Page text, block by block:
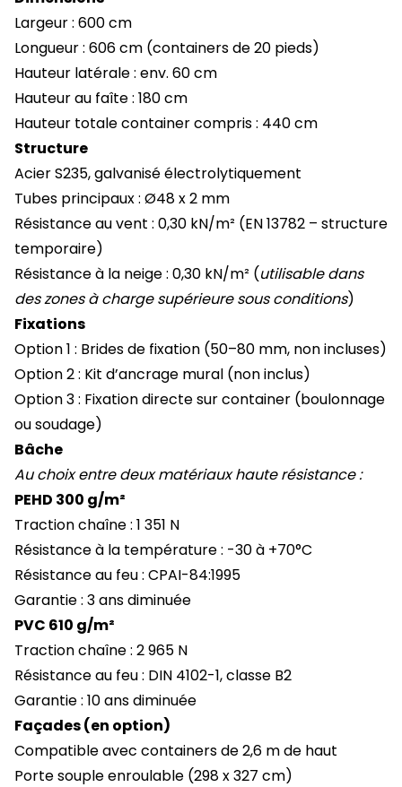
Largeur : 600 cm
Longueur : 606 cm (containers de 20 pieds)
Hauteur latérale : env. 60 cm
Hauteur au faîte : 180 cm
Hauteur totale container compris : 440 cm
Structure
Acier S235, galvanisé électrolytiquement
Tubes principaux : Ø48 x 2 mm
Résistance au vent : 0,30 kN/m² (EN 13782 – structure
temporaire)
Résistance à la neige : 0,30 kN/m² (utilisable dans
des zones à charge supérieure sous conditions)
Fixations
Option 1 : Brides de fixation (50–80 mm, non incluses)
Option 2 : Kit d’ancrage mural (non inclus)
Option 3 : Fixation directe sur container (boulonnage
ou soudage)
Bâche
Au choix entre deux matériaux haute résistance :
PEHD 300 g/m²
Traction chaîne : 1 351 N
Résistance à la température : -30 à +70°C
Résistance au feu : CPAI-84:1995
Garantie : 3 ans diminuée
PVC 610 g/m²
Traction chaîne : 2 965 N
Résistance au feu : DIN 4102-1, classe B2
Garantie : 10 ans diminuée
Façades (en option)
Compatible avec containers de 2,6 m de haut
Porte souple enroulable (298 x 327 cm)